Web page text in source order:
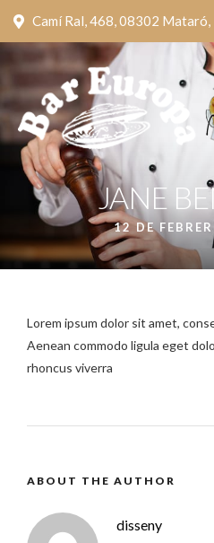
Camí Ral, 468, 08302 Mataró,
JANE
12 DE
Lorem ipsum dolor sit amet,
Aenean commodo ligula eget
rhoncus viverra
ABOUT THE AUTHOR
disseny